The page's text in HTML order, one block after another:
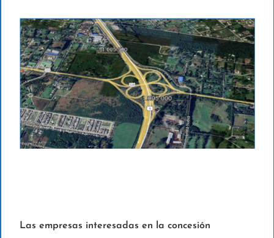
Las empresas interesadas en la concesión